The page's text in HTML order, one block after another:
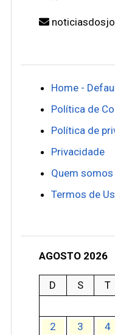
Home -
Política de
Política de
Privacidade
Quem somos
Termos de
AGOSTO 2026
D S T
2
3 4